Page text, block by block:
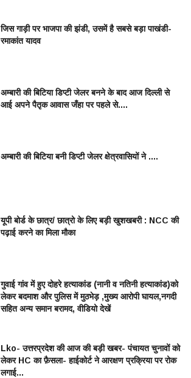
जिस गाड़ी पर भाजपा की झंडी, उसमें है सबसे बड़ा पाखंडी-
रमाकांत यादव
अम्बारी की बिटिया डिप्टी जेलर बनने के बाद आज दिल्ली से
आई अपने पैतृक आवास जँहा पर पहले से....
अम्बारी की बिटिया बनी डिप्टी जेलर क्षेत्रवासियों ने ....
यूपी बोर्ड के छात्र/ छात्रो के लिए बड़ी खुशखबरी : NCC की
पढ़ाई करने का मिला मौका
गुवाई गांव में हुए दोहरे हत्याकांड (नानी व नतिनी हत्याकांड)को
लेकर बदमाश और पुलिस में मुठभेड़ ,मुख्य आरोपी घायल,नगदी
सहित अन्य समान बरामद, वीडियो देखें
Lko- उत्तरप्रदेश की आज की बड़ी खबर- पंचायत चुनावों को
लेकर HC का फ़ैसला- हाईकोर्ट ने आरक्षण प्रक्रिया पर रोक
लगाई...